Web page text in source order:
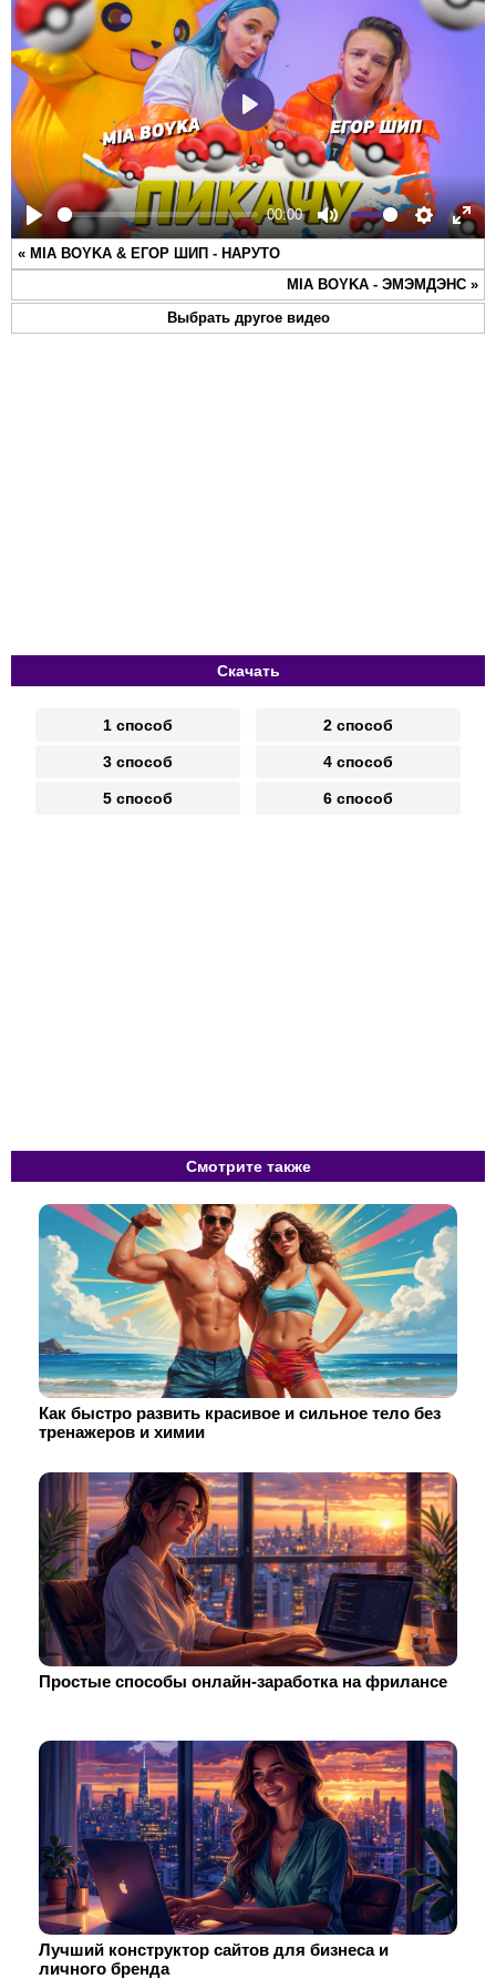
Play
00:00
Mute Settings
Play
« MIA BOYKA & ЕГОР ШИП - НАРУТО
MIA BOYKA - ЭМЭМДЭНС »
Выбрать другое видео
Скачать
1 способ 2 способ
3 способ 4 способ
5 способ 6 способ
Смотрите также
Как быстро развить красивое и сильное тело без
тренажеров и химии
Простые способы онлайн-заработка на фрилансе
Лучший конструктор сайтов для бизнеса и
личного бренда